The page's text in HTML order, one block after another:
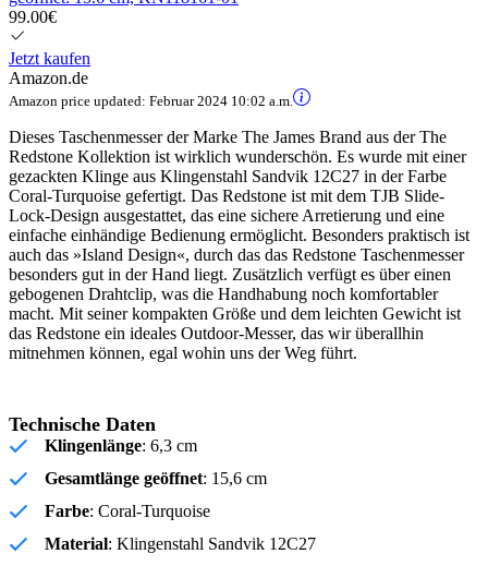
99.00€
Jetzt kaufen
Amazon.de
Amazon price updated: Februar 2024 10:02 a.m.
Dieses Taschenmesser der Marke The James Brand aus der The
Redstone Kollektion ist wirklich wunderschön. Es wurde mit einer
gezackten Klinge aus Klingenstahl Sandvik 12C27 in der Farbe
Coral-Turquoise gefertigt. Das Redstone ist mit dem TJB Slide-
Lock-Design ausgestattet, das eine sichere Arretierung und eine
einfache einhändige Bedienung ermöglicht. Besonders praktisch ist
auch das »Island Design«, durch das das Redstone Taschenmesser
besonders gut in der Hand liegt. Zusätzlich verfügt es über einen
gebogenen Drahtclip, was die Handhabung noch komfortabler
macht. Mit seiner kompakten Größe und dem leichten Gewicht ist
das Redstone ein ideales Outdoor-Messer, das wir überallhin
mitnehmen können, egal wohin uns der Weg führt.
Technische Daten
Klingenlänge: 6,3 cm
Gesamtlänge geöffnet: 15,6 cm
Farbe: Coral-Turquoise
Material: Klingenstahl Sandvik 12C27